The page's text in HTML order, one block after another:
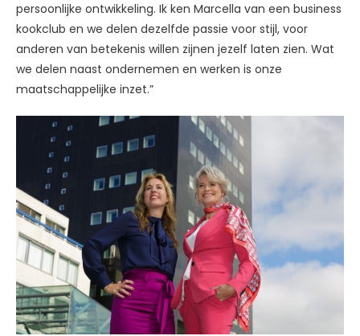
persoonlijke ontwikkeling. Ik ken Marcella van een business
kookclub en we delen dezelfde passie voor stijl, voor
anderen van betekenis willen zijnen jezelf laten zien. Wat
we delen naast ondernemen en werken is onze
maatschappelijke inzet.”